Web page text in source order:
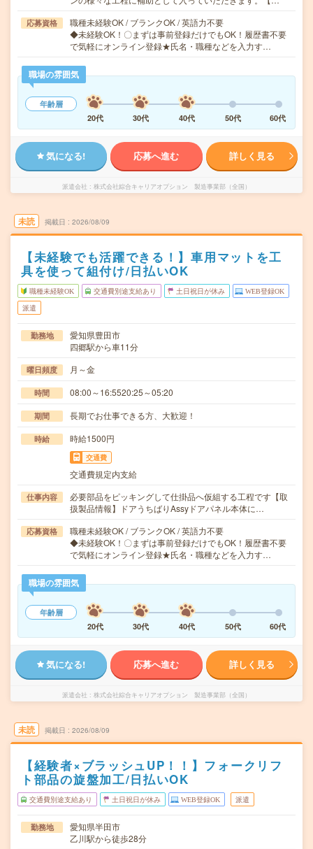
応募資格
職種未経験OK / ブランクOK / 英語力不要
◆未経験OK！〇まずは事前登録だけでもOK！履歴書不要
で気軽にオンライン登録★氏名・職種などを入力す…
職場の雰囲気
年齢層
20代
30代 40代 50代 60代
気になる! 応募へ進む 詳しく見る
派遣会社 株式会社綜合キャリアオプション 製造事業部（全国）
未読 掲載日 2026/08/09
【未経験でも活躍できる！】車用マットを工
具を使って組付け/日払いOK
職種未経験OK 交通費別途支給あり 土日祝日が休み WEB登録OK
派遣
勤務地
愛知県豊田市
四郷駅から車11分
曜日頻度 月～金
時間 08:00～16:5520:25～05:20
期間 長期でお仕事できる方、大歓迎！
時給 時給1500円
交通費
交通費規定内支給
仕事内容
必要部品をピッキングして仕掛品へ仮組する工程です【取
扱製品情報】ドアうちばりAssyドアパネル本体に…
応募資格
職種未経験OK / ブランクOK / 英語力不要
◆未経験OK！〇まずは事前登録だけでもOK！履歴書不要
で気軽にオンライン登録★氏名・職種などを入力す…
職場の雰囲気
年齢層
20代
30代 40代 50代 60代
気になる! 応募へ進む 詳しく見る
派遣会社 株式会社綜合キャリアオプション 製造事業部（全国）
未読 掲載日 2026/08/09
【経験者×ブラッシュUP！！】フォークリフ
ト部品の旋盤加工/日払いOK
交通費別途支給あり 土日祝日が休み WEB登録OK 派遣
勤務地
愛知県半田市
乙川駅から徒歩28分